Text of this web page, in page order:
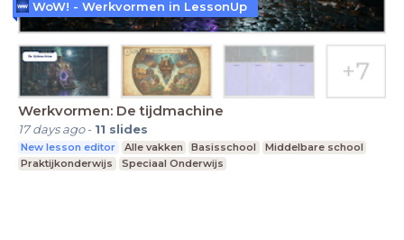
Werkvormen: De tijdmachine
17 days ago- 11 slides
New lesson editor Alle vakken Basisschool
Middelbare school
Praktijkonderwijs
Speciaal Onderwijs
WoW! - Werkvormen in LessonUp